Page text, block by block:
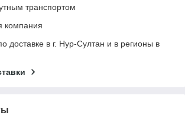
транспортом
компания
доставке в г. Нур-Султан и в регионы в